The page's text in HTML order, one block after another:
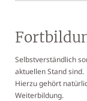
Selbstverständlich
aktuellen Stand sind.
Hierzu gehört
Weiterbildung.